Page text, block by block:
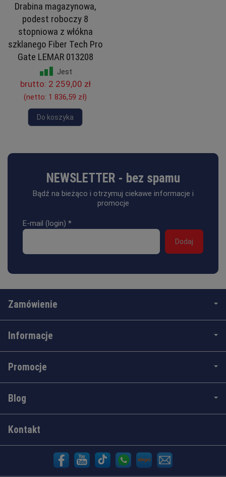
Drabina magazynowa,
podest roboczy 8
stopniowa z włókna
szklanego Fiber Tech Pro
Gate LEMAR 013208
Jest
brutto: 2 259,00 zł
(netto: 1 836,59 zł)
Do koszyka
NEWSLETTER - bez spamu
Bądź na bieżąco i otrzymuj ciekawe informacje i
promocje
E-mail (login) *
Zamówienie
Informacje
Promocje
Blog
Kontakt